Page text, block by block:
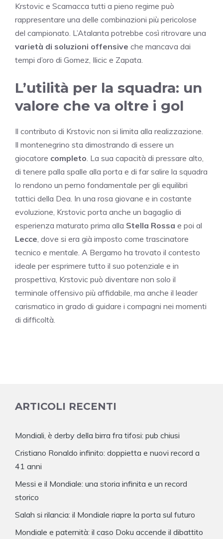
Krstovic e Scamacca tutti a pieno regime può
rappresentare una delle combinazioni più pericolose
del campionato. L’Atalanta potrebbe così ritrovare una
varietà di soluzioni offensive che mancava dai
tempi d’oro di Gomez, Ilicic e Zapata.
L’utilità per la squadra: un
valore che va oltre i gol
Il contributo di Krstovic non si limita alla realizzazione.
Il montenegrino sta dimostrando di essere un
giocatore completo . La sua capacità di pressare alto,
di tenere palla spalle alla porta e di far salire la squadra
lo rendono un perno fondamentale per gli equilibri
tattici della Dea. In una rosa giovane e in costante
evoluzione, Krstovic porta anche un bagaglio di
esperienza maturato prima alla Stella Rossa e poi al
Lecce , dove si era già imposto come trascinatore
tecnico e mentale. A Bergamo ha trovato il contesto
ideale per esprimere tutto il suo potenziale e in
prospettiva, Krstovic può diventare non solo il
terminale offensivo più affidabile, ma anche il leader
carismatico in grado di guidare i compagni nei momenti
di difficoltà.
ARTICOLI RECENTI
Mondiali, è derby della birra fra tifosi: pub chiusi
Cristiano Ronaldo infinito: doppietta e nuovi record a
41 anni
Messi e il Mondiale: una storia infinita e un record
storico
Salah si rilancia: il Mondiale riapre la porta sul futuro
Mondiale e paternità: il caso Doku accende il dibattito